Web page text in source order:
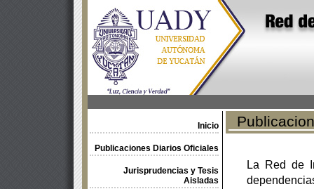
Inicio
Publicaciones Diarios Oficiales
Jurisprudencias y Tesis
Aisladas
La Red de